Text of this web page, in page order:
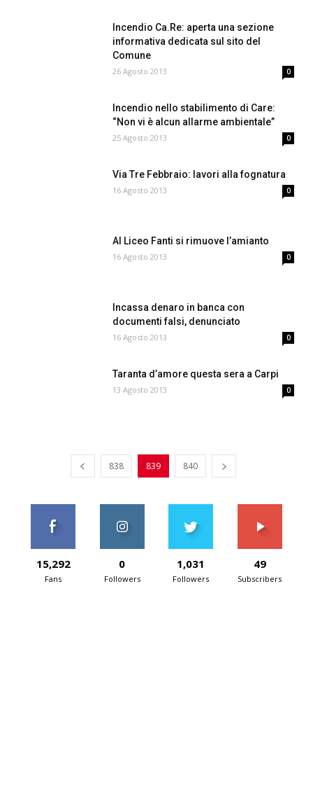
Incendio Ca.Re: aperta una sezione
informativa dedicata sul sito del
Comune
26 Agosto 2013 0
Incendio nello stabilimento di Care:
“Non vi è alcun allarme ambientale”
25 Agosto 2013 0
Via Tre Febbraio: lavori alla fognatura
16 Agosto 2013 0
Al Liceo Fanti si rimuove l’amianto
16 Agosto 2013 0
Incassa denaro in banca con
documenti falsi, denunciato
16 Agosto 2013 0
Taranta d’amore questa sera a Carpi
13 Agosto 2013 0
838 839 840
15,292
Fans
0
Followers
1,031
Followers
49
Subscribers